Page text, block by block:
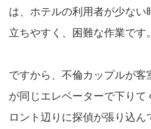
は、ホテルの利用者が少ない
立ちやすく、困難な作業です。
ですから、不倫カップルが客
が同じエレベーターで下りて
ロント辺りに探偵が張り込ん